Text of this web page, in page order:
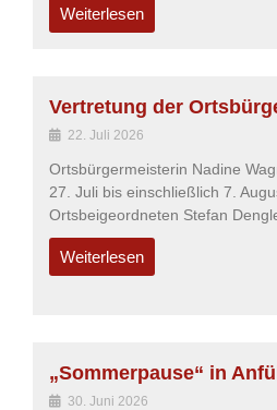
Weiterlesen
Vertretung der
22. Juli 2026
Ortsbürgermeisterin Nadine
27. Juli bis einschließlich 7.
Ortsbeigeordneten Stefan
Weiterlesen
„Sommerpause“ in
30. Juni 2026